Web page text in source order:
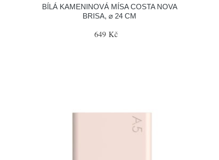
BÍLÁ KAMENINOVÁ MÍSA COSTA NOVA
BRISA, ⌀ 24 CM
649 Kč